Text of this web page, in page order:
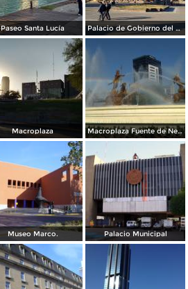
Paseo Santa Lucía Palacio de Gobierno del Estado
Macroplaza Macroplaza Fuente de Neptuno
Museo Marco. Palacio Municipal